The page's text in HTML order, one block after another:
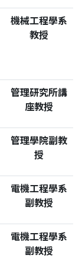
機械工程學系
教授
管理研究所講
座教授
管理學院副教
授
電機工程學系
副教授
電機工程學系
副教授